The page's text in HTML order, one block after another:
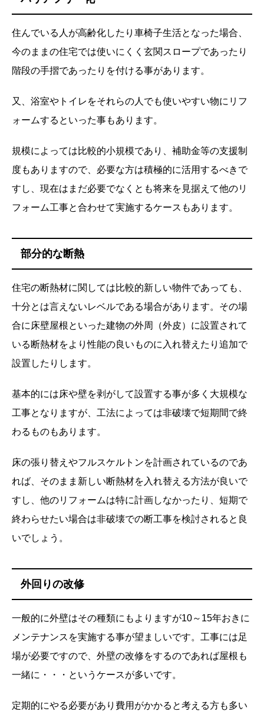
住んでいる人が高齢化したり車椅子生活となった場合、
今のままの住宅では使いにくく玄関スロープであったり
階段の手摺であったりを付ける事があります。
又、浴室やトイレをそれらの人でも使いやすい物にリフ
ォームするといった事もあります。
規模によっては比較的小規模であり、補助金等の支援制
度もありますので、必要な方は積極的に活用するべきで
すし、現在はまだ必要でなくとも将来を見据えて他のリ
フォーム工事と合わせて実施するケースもあります。
部分的な断熱
住宅の断熱材に関しては比較的新しい物件であっても、
十分とは言えないレベルである場合があります。その場
合に床壁屋根といった建物の外周（外皮）に設置されて
いる断熱材をより性能の良いものに入れ替えたり追加で
設置したりします。
基本的には床や壁を剥がして設置する事が多く大規模な
工事となりますが、工法によっては非破壊で短期間で終
わるものもあります。
床の張り替えやフルスケルトンを計画されているのであ
れば、そのまま新しい断熱材を入れ替える方法が良いで
すし、他のリフォームは特に計画しなかったり、短期で
終わらせたい場合は非破壊での断工事を検討されると良
いでしょう。
外回りの改修
一般的に外壁はその種類にもよりますが10～15年おきに
メンテナンスを実施する事が望ましいです。工事には足
場が必要ですので、外壁の改修をするのであれば屋根も
一緒に・・・というケースが多いです。
定期的にやる必要があり費用がかかると考える方も多い